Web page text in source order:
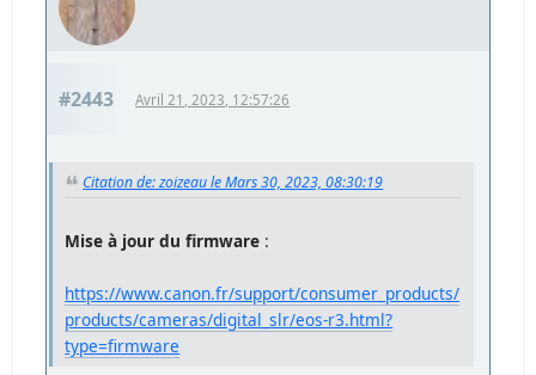
#2443 Avril 21, 2023, 12:57:26
Citation de: zoizeau le Mars 30, 2023, 08:30:19
Mise à jour du firmware :
https://www.canon.fr/support/consumer_products/
products/cameras/digital_slr/eos-r3.html?
type=firmware